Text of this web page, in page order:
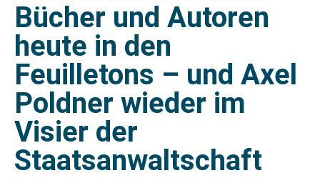
Bücher und Autoren
heute in den
Feuilletons – und Axel
Poldner wieder im
Visier der
Staatsanwaltschaft